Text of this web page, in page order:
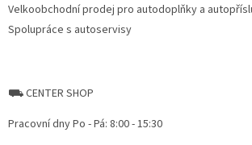
Velkoobchodní prodej pro autodoplňky a
Spolupráce s autoservisy
⛟ CENTER SHOP
Pracovní dny Po - Pá: 8:00 - 15:30